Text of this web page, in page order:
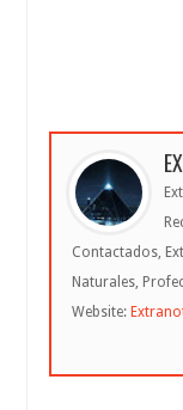
Contactados,
Naturales,
Website: